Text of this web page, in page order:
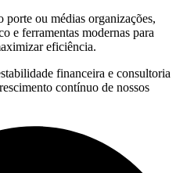
porte ou médias organizações,
e ferramentas modernas para
eficiência.
financeira e consultoria
contínuo de nossos